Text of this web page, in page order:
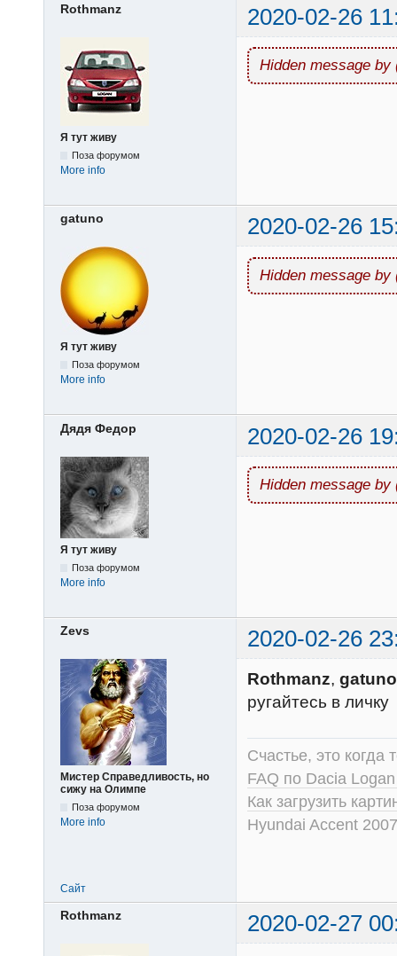
Rothmanz 2020-02-26
Я тут живу
Поза форумом
More info
Hidden message by
gatuno 2020-02-26
Я тут живу
Поза форумом
More info
Hidden message by
Дядя Федор 2020-02-26
Я тут живу
Поза форумом
More info
Hidden message by
Zevs 2020-02-26
Мистер Справедливость, но
сижу на Олимпе
Поза форумом
More info
Rothmanz, gatuno
ругайтесь в личку
Счастье, это когда
FAQ по Dacia
Как загрузить
Hyundai Accent
Сайт
Rothmanz 2020-02-27